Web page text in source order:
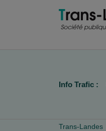
Info Trafic :
Trans-Landes